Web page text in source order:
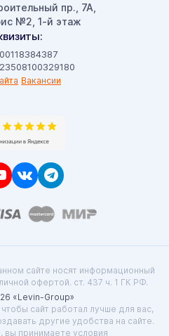
пр., 7А,
№2, 1-й этаж
Вакансии
сайте носят информационный
офертой. ст. 437 ч. 1 ГК РФ.
«Levin-Group»
сайт работал лучше для вас,
другие удобства на сайте.
вы принимаете условия